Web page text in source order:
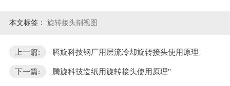
本文标签： 旋转接头剖视图
上一篇: 腾旋科技钢厂用层流冷却旋转接头使用原理
下一篇: 腾旋科技造纸用旋转接头使用原理"